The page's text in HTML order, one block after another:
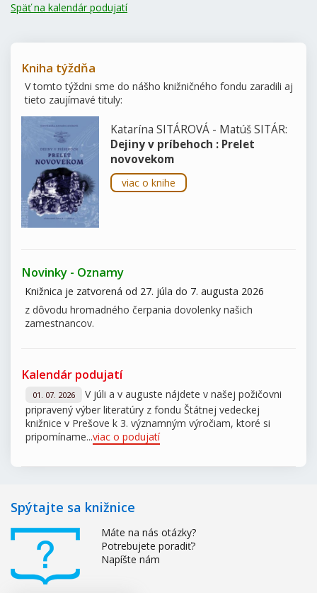
Späť na kalendár podujatí
Kniha týždňa
V tomto týždni sme do nášho knižničného fondu zaradili aj
tieto zaujímavé tituly:
Katarína SITÁROVÁ - Matúš SITÁR:
Dejiny v príbehoch : Prelet
novovekom
viac o knihe
Novinky - Oznamy
Knižnica je zatvorená od 27. júla do 7. augusta 2026
z dôvodu hromadného čerpania dovolenky našich
zamestnancov.
Kalendár podujatí
01. 07. 2026
V júli a v auguste nájdete v našej požičovni
pripravený výber literatúry z fondu Štátnej vedeckej
knižnice v Prešove k 3. významným výročiam, ktoré si
pripomíname...viac o podujatí
Spýtajte sa knižnice
Máte na nás otázky?
Potrebujete poradiť?
Napíšte nám